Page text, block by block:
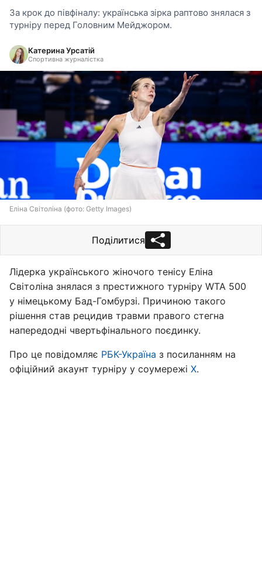
За крок до півфіналу: українська зірка раптово знялася з
турніру перед Головним Мейджором.
Катерина Урсатій
Спортивна журналістка
Еліна Cвітоліна (фото: Getty Images)
Поділитися
Лідерка українського жіночого тенісу Еліна
Світоліна знялася з престижного турніру WTA 500
у німецькому Бад-Гомбурзі. Причиною такого
рішення став рецидив травми правого стегна
напередодні чвертьфінального поєдинку.
Про це повідомляє РБК-Україна з посиланням на
офіційний акаунт турніру у соумережі X.